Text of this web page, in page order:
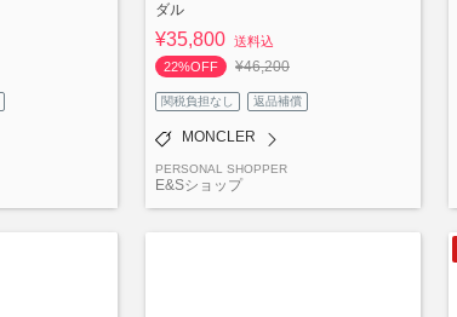
ダル
¥35,800 送料込
22%OFF
¥46,200
関税負担なし 返品補償
MONCLER
PERSONAL SHOPPER
E&Sショップ